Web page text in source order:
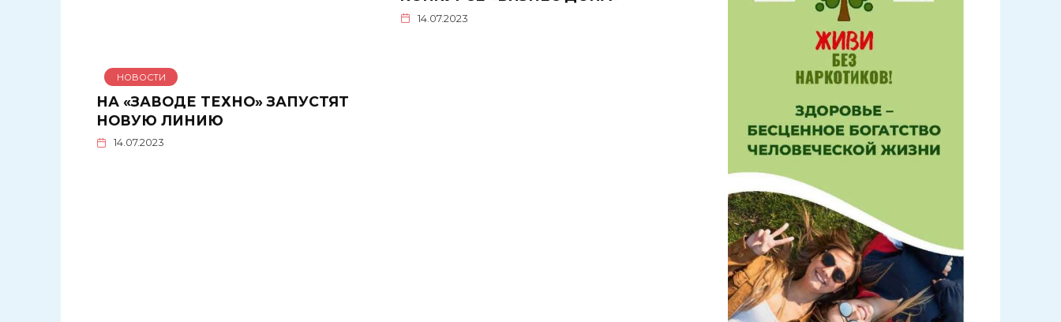
14.07.2023
НОВОСТИ
НА «ЗАВОДЕ ТЕХНО» ЗАПУСТЯТ
НОВУЮ ЛИНИЮ
14.07.2023